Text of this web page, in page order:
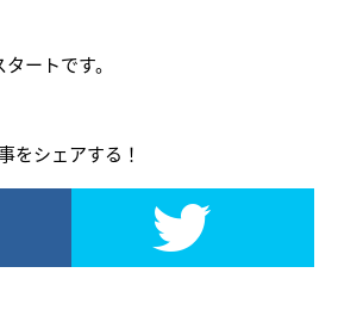
ートです。
をシェアする！